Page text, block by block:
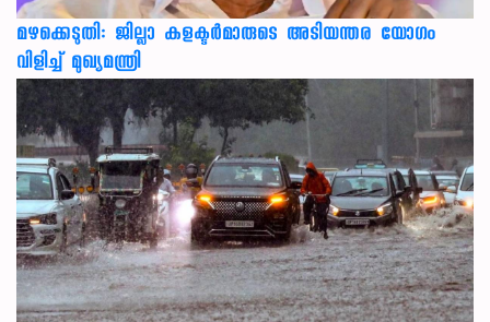
മഴക്കെടുതി: ജില്ലാ കളക്ടർമാരുടെ അടിയന്തര യോഗം
വിളിച്ച് മുഖ്യമന്ത്രി